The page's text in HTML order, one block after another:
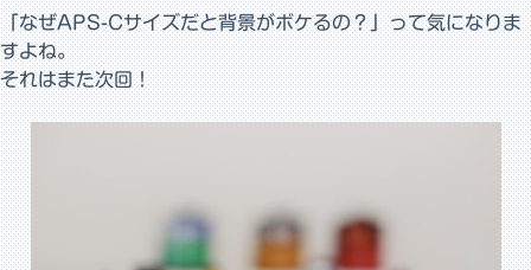
「なぜAPS-Cサイズだと背景がボケるの？」って気になりま
すよね。
それはまた次回！